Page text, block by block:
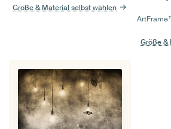
Größe & Material selbst wählen
Größe &